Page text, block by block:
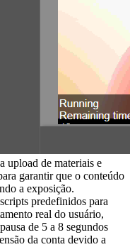
upload de materiais e
garantir que o conteúdo
a exposição.
predefinidos para
real do usuário,
de 5 a 8 segundos
da conta devido a